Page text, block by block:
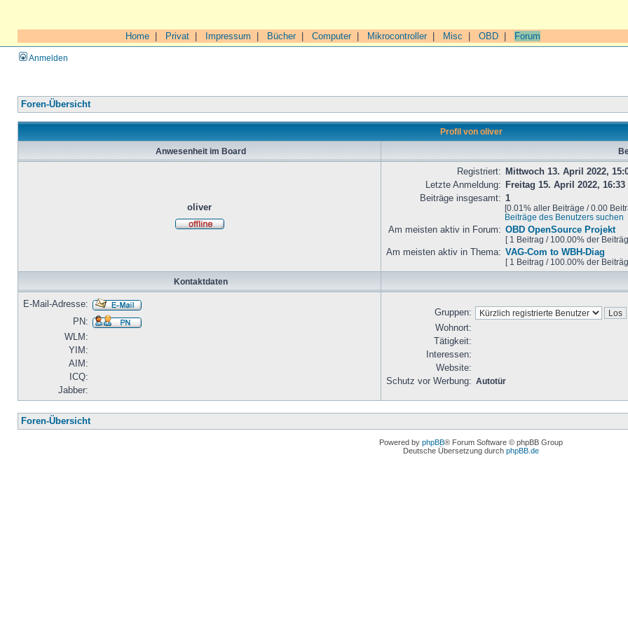
Home Privat Impressum Bücher| Computer| Mikrocontroller| Misc OBD Forum
Anmelden
Foren-Übersicht
Profil von oliver
Anwesenheit im Board
oliver
Registriert:
Mittwoch 13. April 2022,
Letzte Anmeldung:
Freitag 15. April 2022, 16:33
Beiträge insgesamt: 1
[0.01% aller Beiträge / 0.00
Beiträge des Benutzers suchen
Am meisten aktiv in Forum: OBD OpenSource Projekt
[ 1 Beitrag / 100.00% der
Am meisten aktiv in Thema: VAG-Com to WBH-Diag
[ 1 Beitrag / 100.00% der
Kontaktdaten
E-Mail-Adresse:
PN:
WLM:
YIM:
AIM:
ICQ:
Jabber:
Gruppen:
Wohnort:
Tätigkeit:
Interessen:
Website:
Schutz vor Werbung: Autotür
Foren-Übersicht
Powered by phpBB® Forum Software © phpBB Group
Deutsche Übersetzung durch phpBB.de